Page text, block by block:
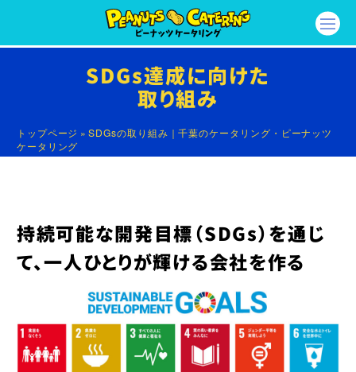
SDGs達成に向けた
取り組み
トップページ »SDGsの取り組み｜千葉のケータリング・ピーナッツ
ケータリング
持続可能な開発目標（SDGs）を通じ
て、一人ひとりが輝ける会社を作る